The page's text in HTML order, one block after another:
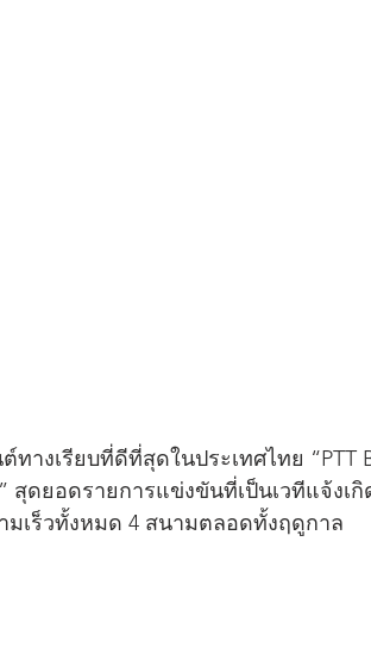
างเรียบที่ดีที่สุดในประเทศไทย “PTT
สุดยอดรายการแข่งขันที่เป็นเวทีแจ้งเ
มเร็วทั้งหมด 4 สนามตลอดทั้งฤดูกาล